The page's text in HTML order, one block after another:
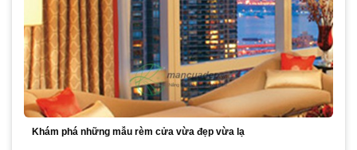
Khám phá những mẫu rèm cửa vừa đẹp vừa lạ